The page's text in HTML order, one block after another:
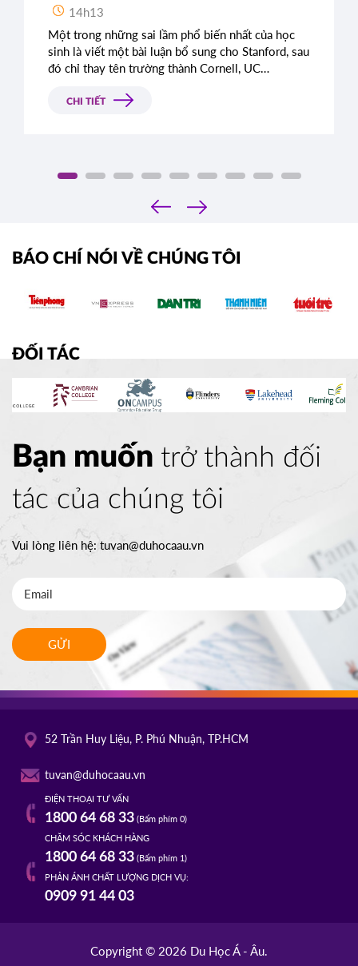
TOP ĐẦU MỸ
14h13
Một trong những sai lầm phổ biến nhất của học
sinh là viết một bài luận bổ sung cho Stanford, sau
đó chỉ thay tên trường thành Cornell, UC
CHI TIẾT
‹
›
BÁO CHÍ NÓI VỀ CHÚNG TÔI
ĐỐI TÁC
Bạn muốn trở thành đối
tác của chúng tôi
Vui lòng liên hệ:tuvan@duhocaau.vn
GỬI
52 Trần Huy Liệu, P. Phú Nhuận, TP.HCM
tuvan@duhocaau.vn
ĐIỆN THOẠI TƯ VẤN
1800 64 68 33(Bấm phím 0)
CHĂM SÓC KHÁCH HÀNG
1800 64 68 33(Bấm phím 1)
PHẢN ÁNH CHẤT LƯỢNG DỊCH VỤ:
0909 91 44 03
Copyright © 2026 Du Học Á - Âu.